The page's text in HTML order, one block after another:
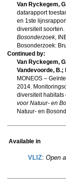
Van Ryckegem,
datarapport
en 1ste
diversiteit soorten.
Bosonderzoek,
Bosonderzoek:
Continued by:
Van Ryckegem,
Vandevoorde, B.;
MONEOS –
2014.
diversiteit habitats
voor Natuur- en
Natuur- en
Available in
VLIZ: Open